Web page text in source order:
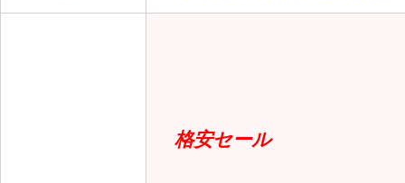
格安セール